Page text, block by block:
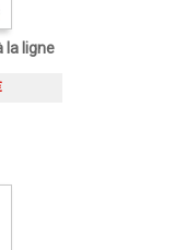
la ligne